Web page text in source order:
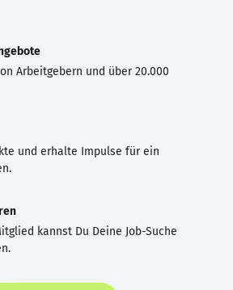
Arbeitgebern und über 20.000
und erhalte Impulse für ein
kannst Du Deine Job-Suche